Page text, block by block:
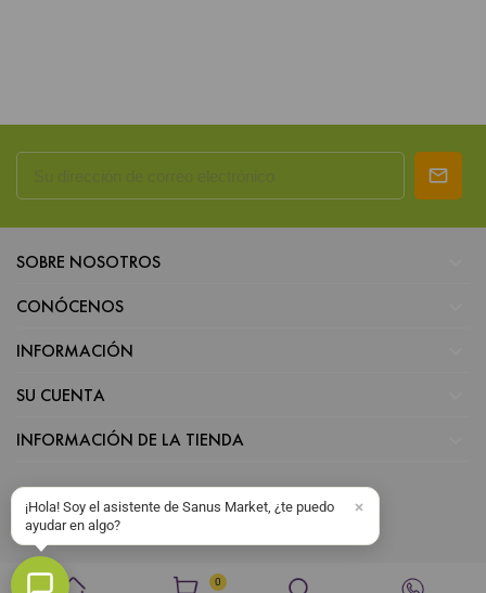
0
SOBRE NOSOTROS
CONÓCENOS
INFORMACIÓN
SU CUENTA
INFORMACIÓN DE LA TIENDA
¡Hola! Soy el asistente de Sanus Market, ¿te puedo
ayudar en algo?